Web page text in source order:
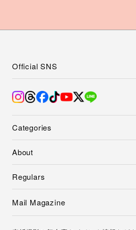
Categories
About
Regulars
Official SNS
Mail Magazine